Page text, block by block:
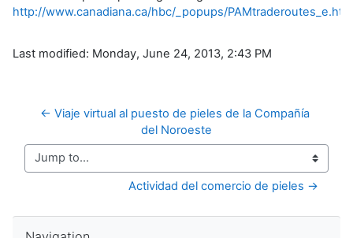
http://www.canadiana.ca/hbc/_popups/PAMtraderoutes_e.htm
Last modified: Monday, June 24, 2013, 2:43 PM
← Viaje virtual al puesto de pieles de la Compañía
del Noroeste
Jump to...
Actividad del comercio de pieles →